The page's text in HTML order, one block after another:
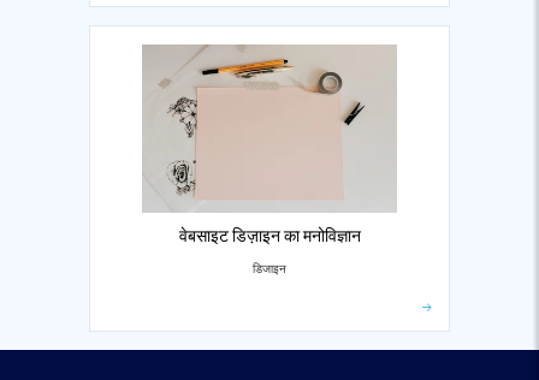
वेबसाइट डिज़ाइन का मनोविज्ञान
डिजाइन